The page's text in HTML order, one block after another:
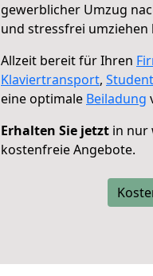
gewerblicher Umzug
und stressfrei umziehen
Allzeit bereit für Ihren
Klaviertransport,
eine optimale Beiladung
Erhalten Sie jetzt in nur
kostenfreie Angebote.